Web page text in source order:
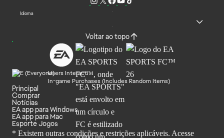
Idioma
Voltar ao topo
Users Interact
In-game Purchases (Includes Random Items)
Principal
Comprar
Notícias
EA app para Windows
EA app para Mac
Esporte Jogos
* Existem outras condições e restrições aplicáveis. Acesse